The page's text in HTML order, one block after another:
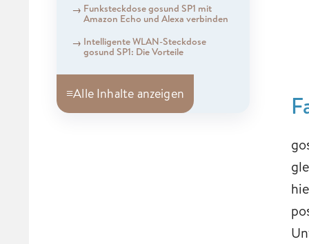
Funksteckdose gosund SP1 mit
Amazon Echo und Alexa verbinden
Intelligente WLAN-Steckdose
gosund SP1: Die Vorteile
≡Alle Inhalte anzeigen